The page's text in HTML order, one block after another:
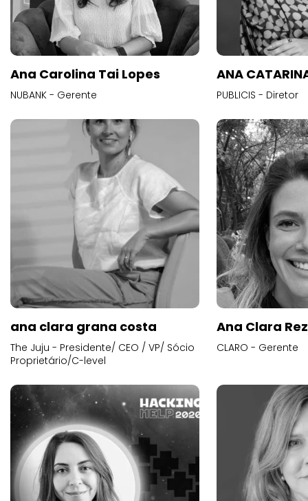
Ana Carolina Tai Lopes
NUBANK - Gerente
ANA
PUBLICIS - Diretor
ana clara grana costa
The Juju - Presidente/ CEO / VP/ Sócio
Proprietário/C-level
Ana Clara
CLARO - Gerente